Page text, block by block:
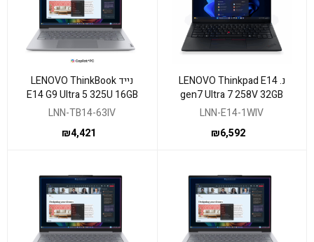
נ. LENOVO Thinkpad E14
gen7 Ultra 7 258V 32GB
512GB WIN11 Pro 3y
LNN-E14-1WIV
₪6,592
נייד LENOVO ThinkBook
E14 G9 Ultra 5 325U 16GB
512NVME DOS 3YOS
LNN-TB14-63IV
₪4,421